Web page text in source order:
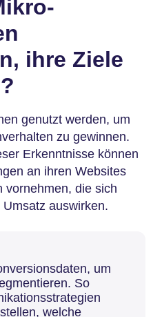
ihre Ziele
genutzt werden, um
zu gewinnen.
Erkenntnisse können
an ihren Websites
vornehmen, die sich
auswirken.
um
So
welche